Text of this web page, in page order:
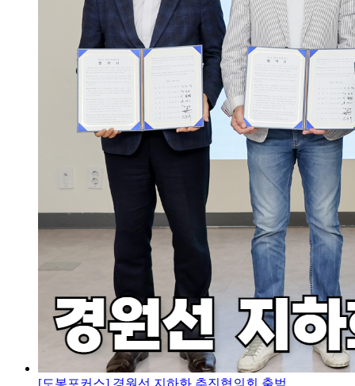
[도봉포커스] 경원선 지하화 추진협의회 출범